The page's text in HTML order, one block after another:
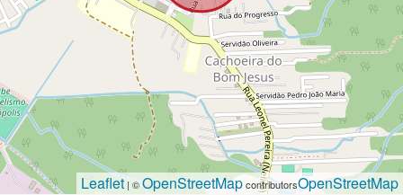
Leaflet | ©OpenStreetMapcontributorsOpenStreetMap